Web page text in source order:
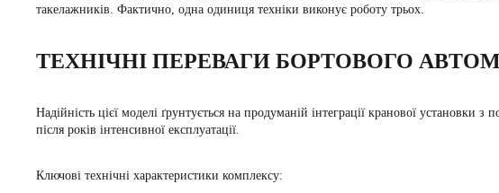
такелажників. Фактично, одна одиниця техніки виконує роботу трьох.
ТЕХНІЧНІ ПЕРЕВАГИ БОРТОВОГО
Надійність цієї моделі ґрунтується на продуманій інтеграції кранової установки
після років інтенсивної експлуатації.
Ключові технічні характеристики комплексу: